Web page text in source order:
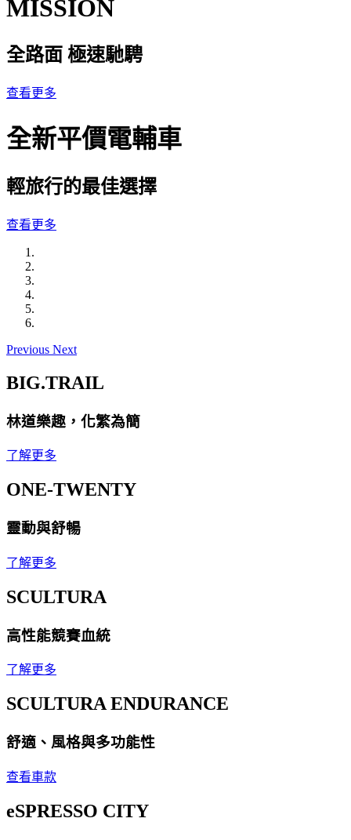
MISSION
全路面 極速馳騁
查看更多
全新平價電輔車
輕旅行的最佳選擇
查看更多
Previous Next
BIG.TRAIL
林道樂趣，化繁為簡
了解更多
ONE-TWENTY
靈動與舒暢
了解更多
SCULTURA
高性能競賽血統
了解更多
SCULTURA ENDURANCE
舒適、風格與多功能性
查看車款
eSPRESSO CITY